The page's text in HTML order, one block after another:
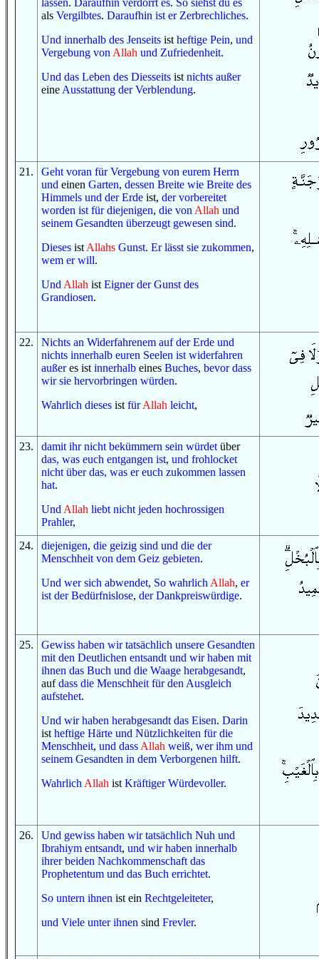
lassen. Daraufhin verdorrt es. So siehst du es
als Vergilbtes. Daraufhin ist er Zerbrechliches.
Und innerhalb des Jenseits ist heftige Pein, und
Vergebung von Allah und Zufriedenheit.
Und das Leben des Diesseits ist nichts außer
eine Ausstattung der Verblendung.
21 . Geht voran fürVergebung von eurem Herrn
und einen Garten, dessen Breite wie Breite des
Himmels und der Erde ist, der vorbereitet
worden ist fürdiejenigen, die von Allah und
seinem Gesandten überzeugt gewesen sind.
Dieses ist Allahs Gunst. Er lässt sie zukommen,
wem er will.
Und Allah ist Eigner der Gunst des
Grandiosen.
22. Nichts an Widerfahrenem auf der Erde und
nichts innerhalb euren Seelen ist widerfahren
außeres ist innerhalb eines Buches, bevor dass
wir sie hervorbringen würden.
Wahrlich dieses ist fürAllah leicht,
23. damit ihr nicht bekümmern sein würdet über
das, was euch entgangen ist, und frohlocket
nicht über das, was er euch zukommen lassen
hat.
Und Allah liebt nicht jeden hochrossigen
Prahler,
24. diejenigen, die geizig sind und die der
Menschheit von dem Geiz gebieten.
Und wersich abwendet, So wahrlich Allah, er
ist der Bedürfnislose, der Dankpreiswürdige.
25. Gewiss haben wir tatsächlich unsere Gesandten
mit den Deutlichen entsandt und wir haben mit
ihnen das Buch und die Waage herabgesandt,
aufdass die Menschheit für den Ausgleich
aufstehet.
Und wir haben herabgesandt das Eisen. Darin
ist heftige Härte und Nützlichkeiten fürdie
Menschheit, und dass Allah weiß, werihm und
seinem Gesandten in dem Verborgenen hilft.
Wahrlich Allah ist Kräftiger Würdevoller.
26. Und gewiss haben wir tatsächlich Nuh und
Ibrahiym entsandt, und wir haben innerhalb
ihrer beiden Nachkommenschaft das
Prophetentum und das Buch errichtet.
So untern ihnen ist ein Rechtgeleiteter,
und Viele unter ihnen sind Frevler.